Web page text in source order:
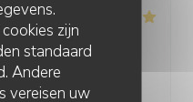
zijn
standaard
Andere
vereisen uw
/5